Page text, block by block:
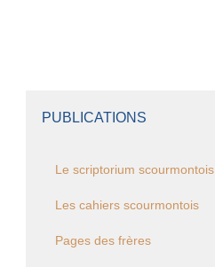
PUBLICATIONS
Le scriptorium scourmontois
Les cahiers scourmontois
Pages des frères